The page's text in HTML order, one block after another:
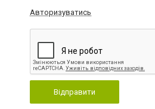
Авторизуватись
Відправити